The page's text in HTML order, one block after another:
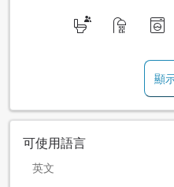
顯
可使用語言
英文